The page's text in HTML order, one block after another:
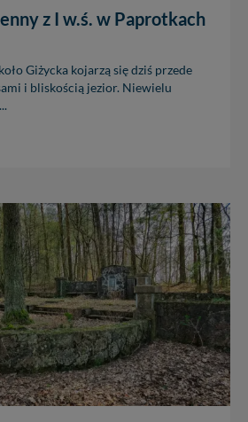
z I w.ś. w Paprotkach
Giżycka kojarzą się dziś przede
i bliskością jezior. Niewielu